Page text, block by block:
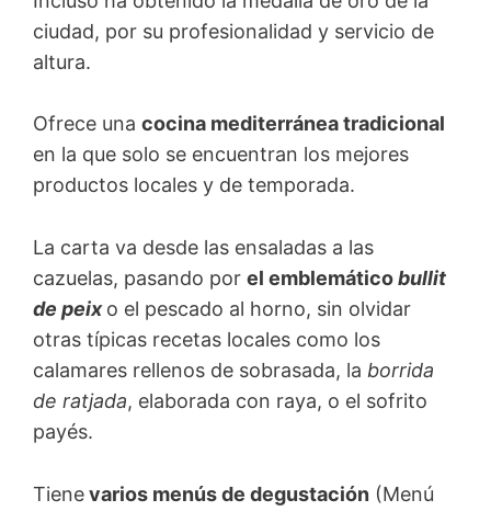
ciudad, por su profesionalidad y servicio de
altura.
Ofrece una cocina mediterránea tradicional
en la que solo se encuentran los mejores
productos locales y de temporada.
La carta va desde las ensaladas a las
cazuelas, pasando por el emblemáticobullit
de peix o el pescado al horno, sin olvidar
otras típicas recetas locales como los
calamares rellenos de sobrasada, la borrida
de ratjada, elaborada con raya, o el sofrito
payés.
Tienevarios menús de degustación (Menú